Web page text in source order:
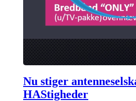
Nu stiger
HAStigheder